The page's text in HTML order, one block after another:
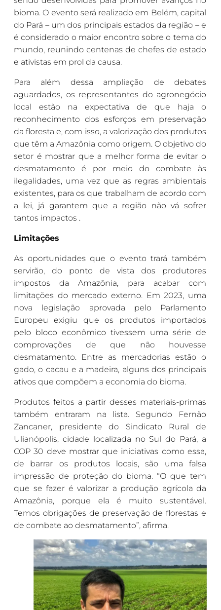
bioma. O evento será realizado em Belém, capital
do Pará – um dos principais estados da região – e
é considerado o maior encontro sobre o tema do
mundo, reunindo centenas de chefes de estado
e ativistas em prol da causa.
Para além dessa ampliação de debates
aguardados, os representantes do agronegócio
local estão na expectativa de que haja o
reconhecimento dos esforços em preservação
da floresta e, com isso, a valorização dos produtos
que têm a Amazônia como origem. O objetivo do
setor é mostrar que a melhor forma de evitar o
desmatamento é por meio do combate às
ilegalidades, uma vez que as regras ambientais
existentes, para os que trabalham de acordo com
a lei, já garantem que a região não vá sofrer
tantos impactos .
Limitações
As oportunidades que o evento trará também
servirão, do ponto de vista dos produtores
impostos da Amazônia, para acabar com
limitações do mercado externo. Em 2023, uma
nova legislação aprovada pelo Parlamento
Europeu exigiu que os produtos importados
pelo bloco econômico tivessem uma série de
comprovações de que não houvesse
desmatamento. Entre as mercadorias estão o
gado, o cacau e a madeira, alguns dos principais
ativos que compõem a economia do bioma.
Produtos feitos a partir desses materiais-primas
também entraram na lista. Segundo Fernão
Zancaner, presidente do Sindicato Rural de
Ulianópolis, cidade localizada no Sul do Pará, a
COP 30 deve mostrar que iniciativas como essa,
de barrar os produtos locais, são uma falsa
impressão de proteção do bioma. “O que tem
que se fazer é valorizar a produção agrícola da
Amazônia, porque ela é muito sustentável.
Temos obrigações de preservação de florestas e
de combate ao desmatamento”, afirma.